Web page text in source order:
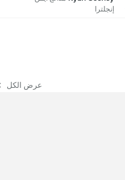
إنجلترا
عرض الكل